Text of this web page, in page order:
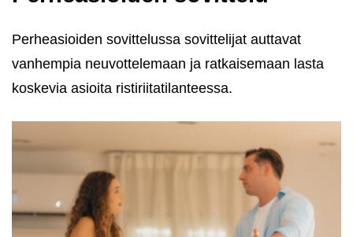
Perheasioiden sovittelussa sovittelijat auttavat
vanhempia neuvottelemaan ja ratkaisemaan lasta
koskevia asioita ristiriitatilanteessa.